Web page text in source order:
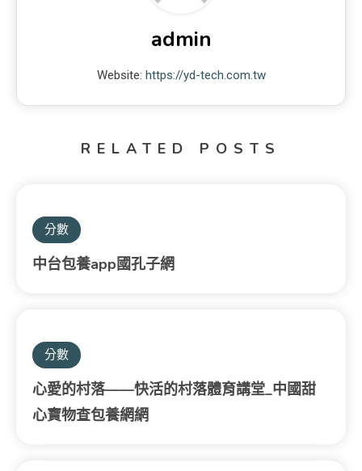
admin
Website: https://yd-tech.com.tw
RELATED POSTS
分數
中台包養app國孔子網
分數
心愛的村落——快活的村落體育講堂_中國甜
心寶物查包養網網